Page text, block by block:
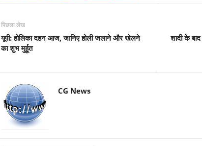
पिछला लेख
यूपी: होलिका दहन आज, जानिए होली जलाने और खेलने
का शुभ मुर्हूत
शादी के
CG News